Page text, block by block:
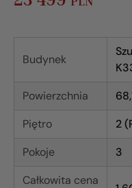
Budynek
Powierzchnia
Piętro
2
Pokoje
3
Całkowita cena